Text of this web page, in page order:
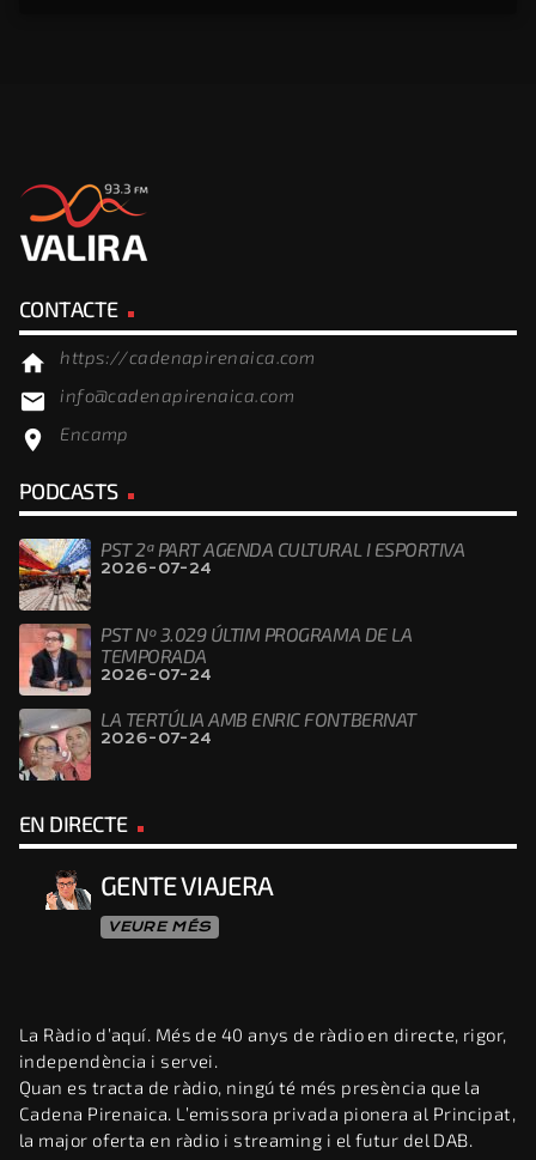
CONTACTE
home https://cadenapirenaica.com
email info@cadenapirenaica.com
location_on Encamp
PODCASTS
PST 2ª PART AGENDA CULTURAL I ESPORTIVA
2026-07-24
PST Nº 3.029 ÚLTIM PROGRAMA DE LA
TEMPORADA
2026-07-24
LA TERTÚLIA AMB ENRIC FONTBERNAT
2026-07-24
EN DIRECTE
GENTE VIAJERA
VEURE MÉS
La Ràdio d’aquí. Més de 40 anys de ràdio en directe, rigor,
independència i servei.
Quan es tracta de ràdio, ningú té més presència que la
Cadena Pirenaica. L’emissora privada pionera al Principat,
la major oferta en ràdio i streaming i el futur del DAB.